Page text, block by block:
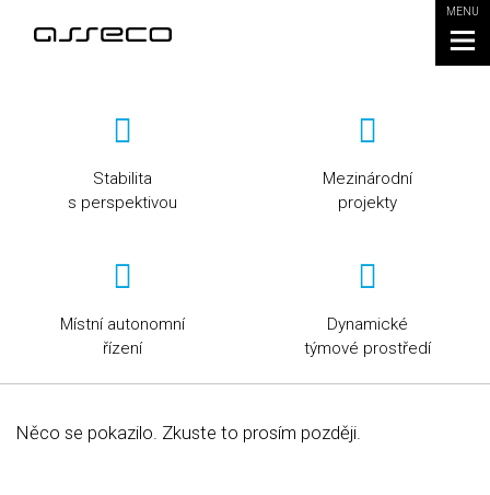
MENU
Stabilita
s perspektivou
Mezinárodní
projekty
Místní autonomní
řízení
Dynamické
týmové prostředí
Něco se pokazilo. Zkuste to prosím později.